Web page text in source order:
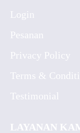
Login
Pesanan
Privacy Policy
Terms &
Testimonial
LAYANAN